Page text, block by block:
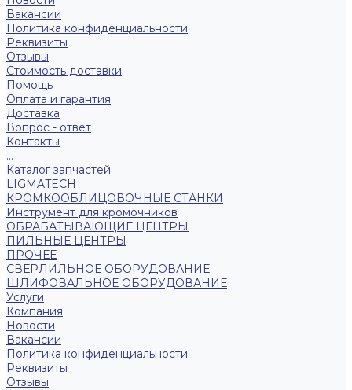
Вакансии
Политика конфиденциальности
Реквизиты
Отзывы
Стоимость доставки
Помощь
Оплата и гарантия
Доставка
Вопрос - ответ
Контакты
...
Каталог запчастей
LIGMATECH
КРОМКООБЛИЦОВОЧНЫЕ СТАНКИ
Инструмент для кромочников
ОБРАБАТЫВАЮЩИЕ ЦЕНТРЫ
ПИЛЬНЫЕ ЦЕНТРЫ
ПРОЧЕЕ
СВЕРЛИЛЬНОЕ ОБОРУДОВАНИЕ
ШЛИФОВАЛЬНОЕ ОБОРУДОВАНИЕ
Услуги
Компания
Новости
Вакансии
Политика конфиденциальности
Реквизиты
Отзывы